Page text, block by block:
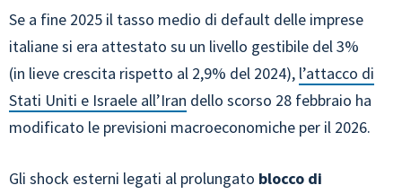
Se a fine 2025 il tasso medio di default delle imprese
italiane si era attestato su un livello gestibile del 3%
(in lieve crescita rispetto al 2,9% del 2024), l’attacco di
Stati Uniti e Israele all’Iran dello scorso 28 febbraio ha
modificato le previsioni macroeconomiche per il 2026.
Gli shock esterni legati al prolungato blocco di